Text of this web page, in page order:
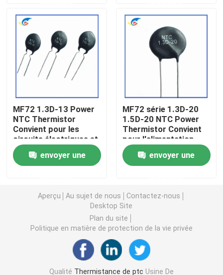
Les affaires
Thermistance de ptc
Puce de chauffage PTC
Thermistors NTC
Thermistance de SMD NTC
Capteur de température de NTC
Varistance CMS
MF72 1.3D-13 Power
NTC Thermistor
Convient pour les
circuits électriques et
les appareils
électroménagers
Suppression du
envoyer une
MF72 série 1.3D-20
1.5D-20 NTC Power
Thermistor Convient
pour l'alimentation
électrique à haute
puissanceenvoyer une
Aperçu Au sujet de nous
Contactez-nous
Desktop Site
Plan du site
Politique en matière de protection de la vie privée
Qualité Thermistance de ptc Usine De